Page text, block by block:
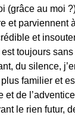
(grâce au moi
et
et
toujours
du silence,
familier et
de
le rien